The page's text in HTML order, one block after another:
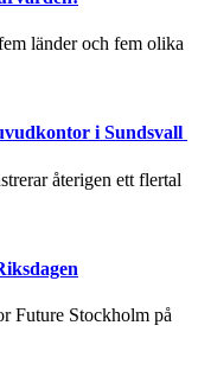
länder och fem olika
i Sundsvall
återigen ett flertal
Future Stockholm på